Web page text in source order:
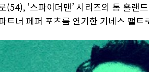
(54), ‘스파이더맨’ 시리즈의 톰 홀랜
트너 페퍼 포츠를 연기한 기네스 팰트